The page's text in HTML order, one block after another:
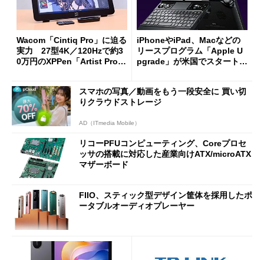
Wacom「Cintiq Pro」に迫る
実力 27型4K／120Hzで約3
0万円のXPPen「Artist Pro 2
iPhoneやiPad、Macなどの
リースプログラム「Apple U
pgrade」が米国でスタート／
ut」が明...
スマホの写真／動画をもう一段安全に 買い切
りクラウドストレージ
AD（ITmedia Mobile）
リコーPFUコンピューティング、Coreプロセ
ッサの搭載に対応した産業向けATX/microATX
マザーボード
FIIO、スティック型デザイン筐体を採用したポ
ータブルオーディオプレーヤー